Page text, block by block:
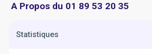
A Propos du 01 89 53 20 35
Statistiques